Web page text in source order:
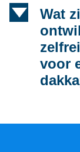
d
Wat
voor